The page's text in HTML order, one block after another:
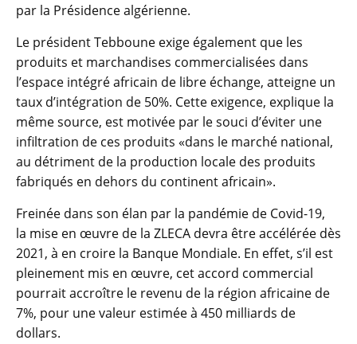
par la Présidence algérienne.
Le président Tebboune exige également que les
produits et marchandises commercialisées dans
l’espace intégré africain de libre échange, atteigne un
taux d’intégration de 50%. Cette exigence, explique la
même source, est motivée par le souci d’éviter une
infiltration de ces produits «dans le marché national,
au détriment de la production locale des produits
fabriqués en dehors du continent africain».
Freinée dans son élan par la pandémie de Covid-19,
la mise en œuvre de la ZLECA devra être accélérée dès
2021, à en croire la Banque Mondiale. En effet, s’il est
pleinement mis en œuvre, cet accord commercial
pourrait accroître le revenu de la région africaine de
7%, pour une valeur estimée à 450 milliards de
dollars.